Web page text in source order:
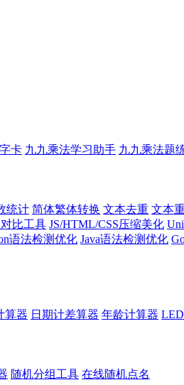
卡 九九乘法学习助手 九九乘法题
统计 简体繁体转换 文本去重 文本
比工具 JS/HTML/CSS压缩美化
语法检测优化 Java语法检测优化
算器 日期计差算器 年龄计算器
随机分组工具 在线随机点名